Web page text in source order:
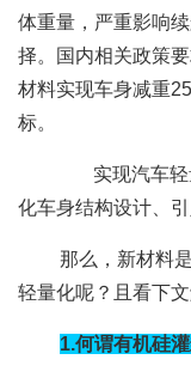
体重量，严重影响
择。国内相关政策
材料实现车身减重
标。
实现汽车轻
化车身结构设计、
那么，新材料
轻量化呢？且看下文
1.何谓有机硅